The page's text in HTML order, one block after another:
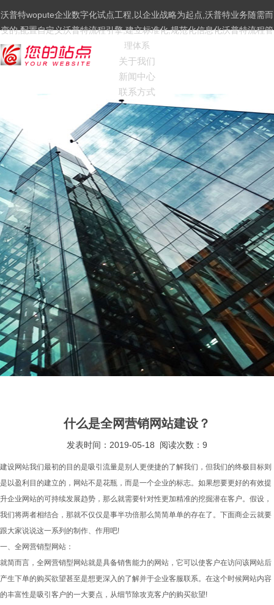
沃普特wopute企业数字化试点工程,以企业战略为起点,沃普特业务随需而
变的,配置自定义沃普特流程引擎,建立标准化,规范化信息化沃普特流程管
理体系
关于我们
新闻中心
联系方式
什么是全网营销网站建设？
发表时间：2019-05-18 阅读次数：9
建设网站我们最初的目的是吸引流量是别人更便捷的了解我们，但我们的终极目标则
是以盈利目的建立的，网站不是花瓶，而是一个企业的标志。如果想要更好的有效提
升企业网站的可持续发展趋势，那么就需要针对性更加精准的挖掘潜在客户。假设，
我们将两者相结合，那就不仅仅是事半功倍那么简简单单的存在了。下面商企云就要
跟大家说说这一系列的制作、作用吧!
一、全网营销型网站：
就简而言，全网营销型网站就是具备销售能力的网站，它可以使客户在访问该网站后
产生下单的购买欲望甚至是想更深入的了解并于企业客服联系。在这个时候网站内容
的丰富性是吸引客户的一大要点，从细节除攻克客户的购买欲望!